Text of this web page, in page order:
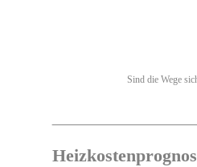
Sind die Wege